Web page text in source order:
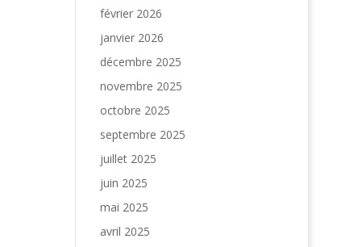
février 2026
janvier 2026
décembre 2025
novembre 2025
octobre 2025
septembre 2025
juillet 2025
juin 2025
mai 2025
avril 2025